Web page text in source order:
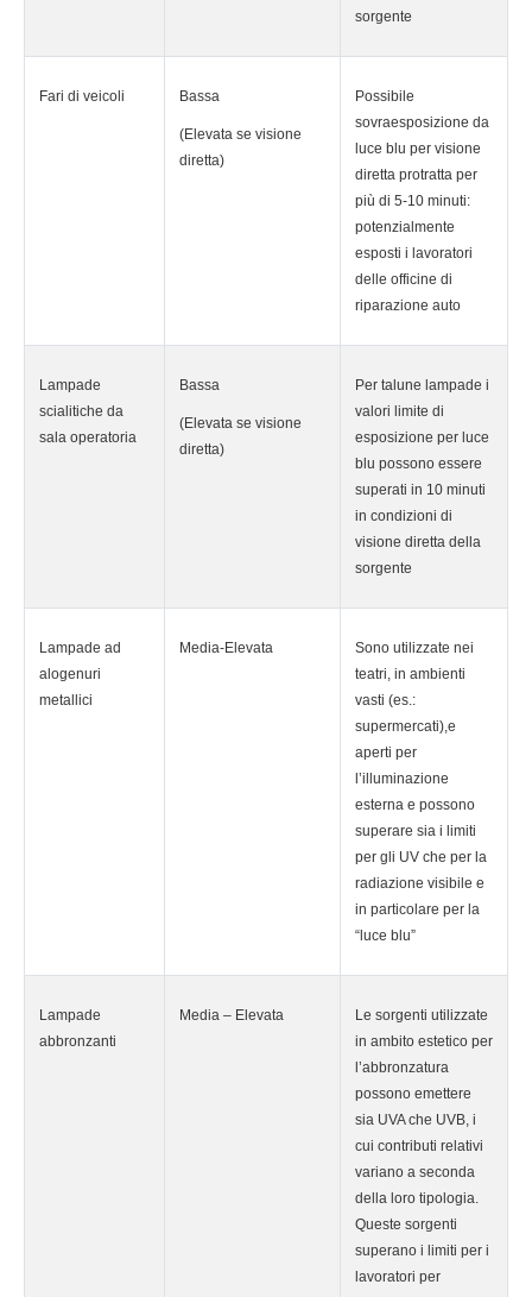
sorgente
Fari di veicoli Bassa
(Elevata se visione
diretta)
Possibile
sovraesposizione da
luce blu per visione
diretta protratta per
più di 5-10 minuti:
potenzialmente
esposti i lavoratori
delle officine di
riparazione auto
Lampade
scialitiche da
sala operatoria
Bassa
(Elevata se visione
diretta)
Per talune lampade i
valori limite di
esposizione per luce
blu possono essere
superati in 10 minuti
in condizioni di
visione diretta della
sorgente
Lampade ad
alogenuri
metallici
Media-Elevata
Sono utilizzate nei
teatri, in ambienti
vasti (es.:
supermercati),e
aperti per
l’illuminazione
esterna e possono
superare sia i limiti
per gli UV che per la
radiazione visibile e
in particolare per la
“luce blu”
Lampade
abbronzanti
Media – Elevata
Le sorgenti utilizzate
in ambito estetico per
l’abbronzatura
possono emettere
sia UVA che UVB, i
cui contributi relativi
variano a seconda
della loro tipologia.
Queste sorgenti
superano i limiti per i
lavoratori per